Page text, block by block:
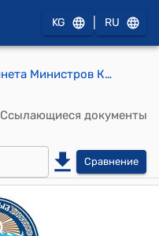
KG RU
Постановление Кабинета Министров Кыргызской Республики от 22 сентября 2023 года № 502 "О внесении изменений в некоторые решения Правительства Кыргызской Республики и Кабинета Министров Кыргызской Республики в сфере ломбардной деятельности"
Ссылающиеся документы
Сравнение